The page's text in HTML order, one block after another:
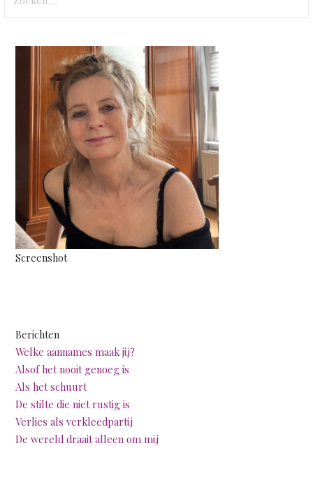
naar:
Screenshot
Berichten
Welke aannames maak jij?
Alsof het nooit genoeg is
Als het schuurt
De stilte die niet rustig is
Verlies als verkleedpartij
De wereld draait alleen om mij